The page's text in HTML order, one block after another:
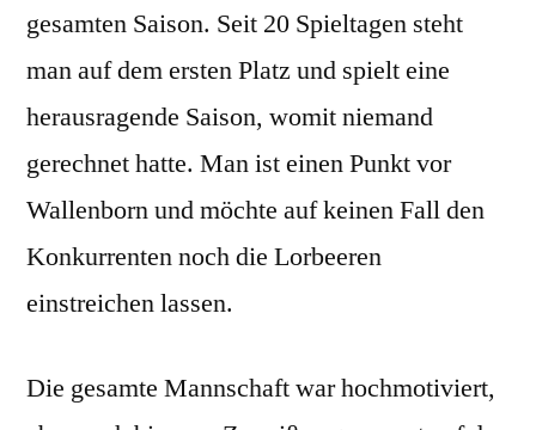
den
SV
Neunkirchen
gesamten Saison. Seit 20 Spieltagen steht
man auf dem ersten Platz und spielt eine
herausragende Saison, womit niemand
gerechnet hatte. Man ist einen Punkt vor
Wallenborn und möchte auf keinen Fall den
Konkurrenten noch die Lorbeeren
einstreichen lassen.
Die gesamte Mannschaft war hochmotiviert,